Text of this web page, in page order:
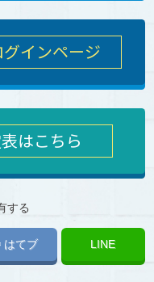
インページ
はこちら
する
はてブ LINE